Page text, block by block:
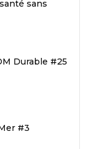
sans
Durable #25
#3